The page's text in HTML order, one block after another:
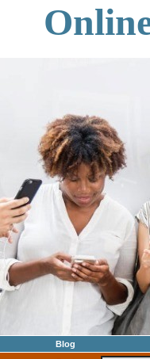
Blog